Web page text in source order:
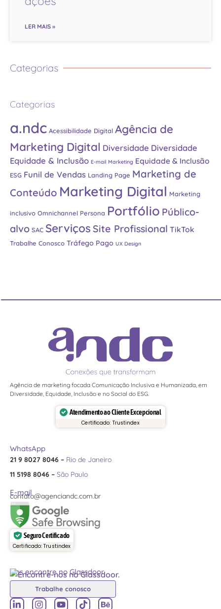
LER MAIS »
Categorias
Categorias
a.ndc Acessibilidade Digital Agência de
Marketing Digital Diversidade Diversidade
Equidade & Inclusão E-mail Marketing Equidade & Inclusão
ESG Funil de Vendas Landing Page Marketing de
Conteúdo Marketing Digital Marketing
inclusivo Omnichannel Persona Portfólio Público-
alvo SAC Serviços Site Profissional TikTok
Trabalhe Conosco Tráfego Pago UX Design
Agência de marketing focada Comunicação Inclusiva e Humanizada, em
Diversidade, Equidade, Inclusão e no Social do ESG.
Atendimento ao Cliente Excepcional
Certificado: Trustindex
WhatsApp
21 9 8027 8046 – Rio de Janeiro
11 5198 8046 – São Paulo
E-mail
contato@agenciandc.com.br
Seguro Certificado
Certificado: Trustindex
Nos encontre no Glassdoor
Trabalhe conosco